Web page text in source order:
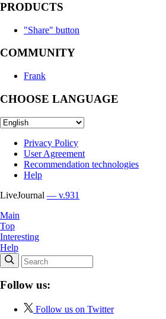
PRODUCTS
"Share" button
COMMUNITY
Frank
CHOOSE LANGUAGE
Privacy Policy
User Agreement
Recommendation technologies
Help
LiveJournal — v.931
Main
Top
Interesting
Help
Follow us:
Follow us on Twitter